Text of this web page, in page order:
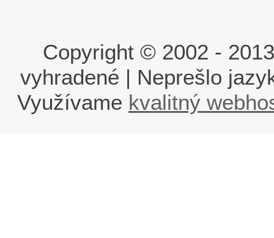
Copyright © 2002 -
vyhradené | Neprešlo
Využívame kvalitný